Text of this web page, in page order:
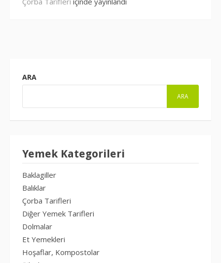
ARA
ARA
Yemek Kategorileri
Baklagiller
Balıklar
Çorba Tarifleri
Diğer Yemek Tarifleri
Dolmalar
Et Yemekleri
Hoşaflar, Kompostolar